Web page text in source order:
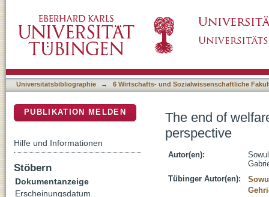
Universitätsbibliographie → 6 Wirtschafts- und Sozialwissenschaftliche
The end of
perspective
Autor(en):
Tübinger Autor(en):
PUBLIKATION MELDEN
Hilfe und Informationen
Stöbern
Dokumentanzeige
Erscheinungsdatum